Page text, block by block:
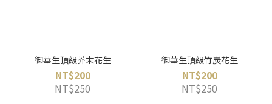
御華生頂級芥末花生
NT$200
NT$250
御華生頂級竹炭花生
NT$200
NT$250